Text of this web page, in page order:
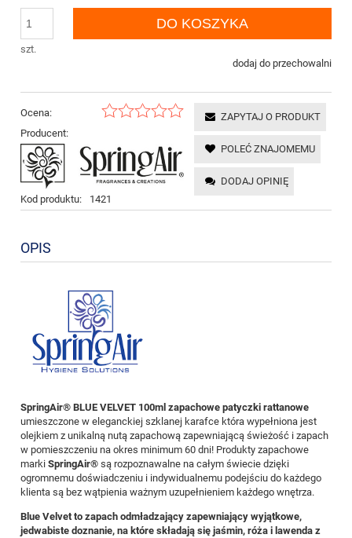
szt.
DO KOSZYKA
dodaj do przechowalni
Ocena:
Producent:
Kod produktu: 1421
ZAPYTAJ O PRODUKT
POLEĆ ZNAJOMEMU
DODAJ OPINIĘ
OPIS
SpringAir® BLUE VELVET 100ml zapachowe patyczki rattanowe
umieszczone w eleganckiej szklanej karafce która wypełniona jest
olejkiem z unikalną nutą zapachową zapewniającą świeżość i zapach
w pomieszczeniu na okres minimum 60 dni! Produkty zapachowe
marki SpringAir® są rozpoznawalne na całym świecie dzięki
ogromnemu doświadczeniu i indywidualnemu podejściu do każdego
klienta są bez wątpienia ważnym uzupełnieniem każdego wnętrza.
Blue Velvet to zapach odmładzający zapewniający wyjątkowe,
jedwabiste doznanie, na które składają się jaśmin, róża i lawenda z